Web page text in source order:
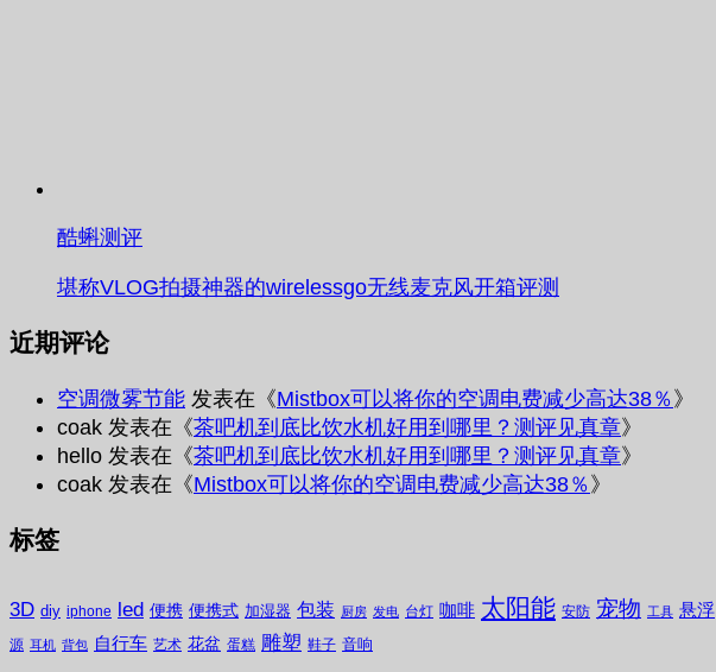
酷蝌测评
堪称VLOG拍摄神器的wirelessgo无线麦克风开箱评测
近期评论
空调微雾节能 发表在《Mistbox可以将你的空调电费减少高达38％ 》
coak 发表在《茶吧机到底比饮水机好用到哪里？测评见真章》
hello 发表在《茶吧机到底比饮水机好用到哪里？测评见真章》
coak 发表在《Mistbox可以将你的空调电费减少高达38％ 》
标签
3D diy iphone led 便携 便携式 加湿器 包装 厨房 发电 台灯 咖啡 太阳能 安防 宠物 工具 悬浮
源 耳机 背包 自行车 艺术 花盆 蛋糕 雕塑 鞋子 音响